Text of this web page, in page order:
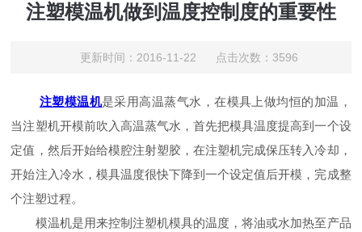
注塑模温机做到温度控制度的重要性
更新时间：2016-11-22 点击次数：3596
注塑模温机是采用高温蒸气水，在模具上做均恒的加温，
当注塑机开模前吹入高温蒸气水，首先把模具温度提高到一个设
定值，然后开始给模腔注射塑胶，在注塑机完成保压转入冷却，
开始注入冷水，模具温度很快下降到一个设定值后开模，完成整
个注塑过程。
模温机是用来控制注塑机模具的温度，将油或水加热至产品